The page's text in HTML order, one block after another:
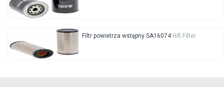
Filtr powietrza wstępny SA16074 Hifi Filter